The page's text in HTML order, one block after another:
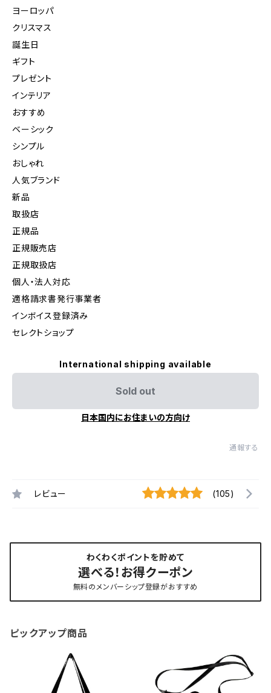
ヨーロッパ
クリスマス
誕生日
ギフト
プレゼント
インテリア
おすすめ
ベーシック
シンプル
おしゃれ
人気ブランド
新品
取扱店
正規品
正規販売店
正規取扱店
個人・法人対応
適格請求書発行事業者
インボイス登録済み
セレクトショップ
International shipping available
Sold out
日本国内にお住まいの方向け
通報する
レビュー (105)
わくわくポイントを貯めて
選べる！お得クーポン
無料のメンバーシップ登録がおすすめ
ピックアップ商品